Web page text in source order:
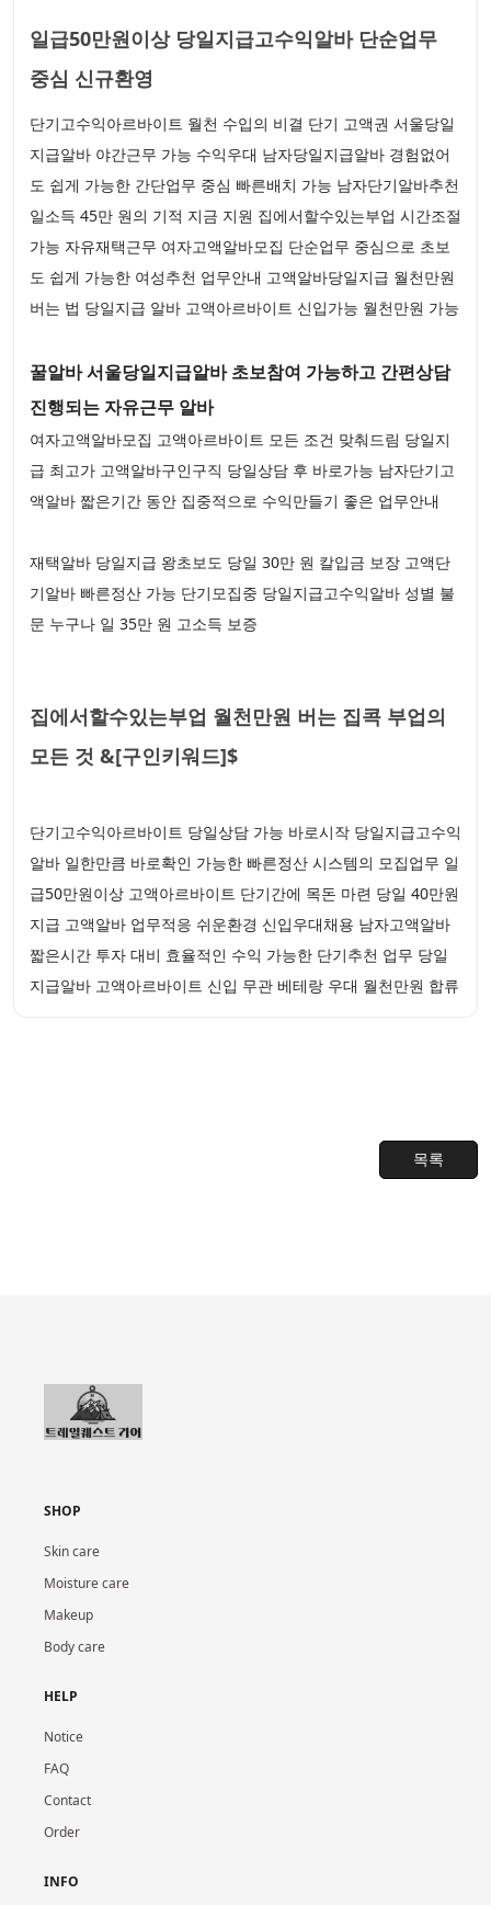
일급50만원이상 당일지급고수익알바 단순업무
중심 신규환영
단기고수익아르바이트 월천 수입의 비결 단기 고액권 서울당일
지급알바 야간근무 가능 수익우대 남자당일지급알바 경험없어
도 쉽게 가능한 간단업무 중심 빠른배치 가능 남자단기알바추천
일소득 45만 원의 기적 지금 지원 집에서할수있는부업 시간조절
가능 자유재택근무 여자고액알바모집 단순업무 중심으로 초보
도 쉽게 가능한 여성추천 업무안내 고액알바당일지급 월천만원
버는 법 당일지급 알바 고액아르바이트 신입가능 월천만원 가능
꿀알바 서울당일지급알바 초보참여 가능하고 간편상담
진행되는 자유근무 알바
여자고액알바모집 고액아르바이트 모든 조건 맞춰드림 당일지
급 최고가 고액알바구인구직 당일상담 후 바로가능 남자단기고
액알바 짧은기간 동안 집중적으로 수익만들기 좋은 업무안내
재택알바 당일지급 왕초보도 당일 30만 원 칼입금 보장 고액단
기알바 빠른정산 가능 단기모집중 당일지급고수익알바 성별 불
문 누구나 일 35만 원 고소득 보증
집에서할수있는부업 월천만원 버는 집콕 부업의
모든 것 &[구인키워드]$
단기고수익아르바이트 당일상담 가능 바로시작 당일지급고수익
알바 일한만큼 바로확인 가능한 빠른정산 시스템의 모집업무 일
급50만원이상 고액아르바이트 단기간에 목돈 마련 당일 40만원
지급 고액알바 업무적응 쉬운환경 신입우대채용 남자고액알바
짧은시간 투자 대비 효율적인 수익 가능한 단기추천 업무 당일
지급알바 고액아르바이트 신입 무관 베테랑 우대 월천만원 합류
목록
SHOP
Skin care
Moisture care
Makeup
Body care
HELP
Notice
FAQ
Contact
Order
INFO